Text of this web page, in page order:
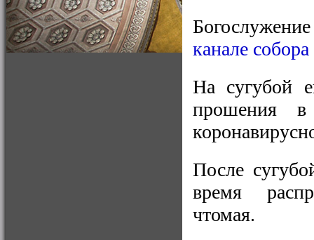
канале собора
На сугубой
прошения в
После
время
чтомая.